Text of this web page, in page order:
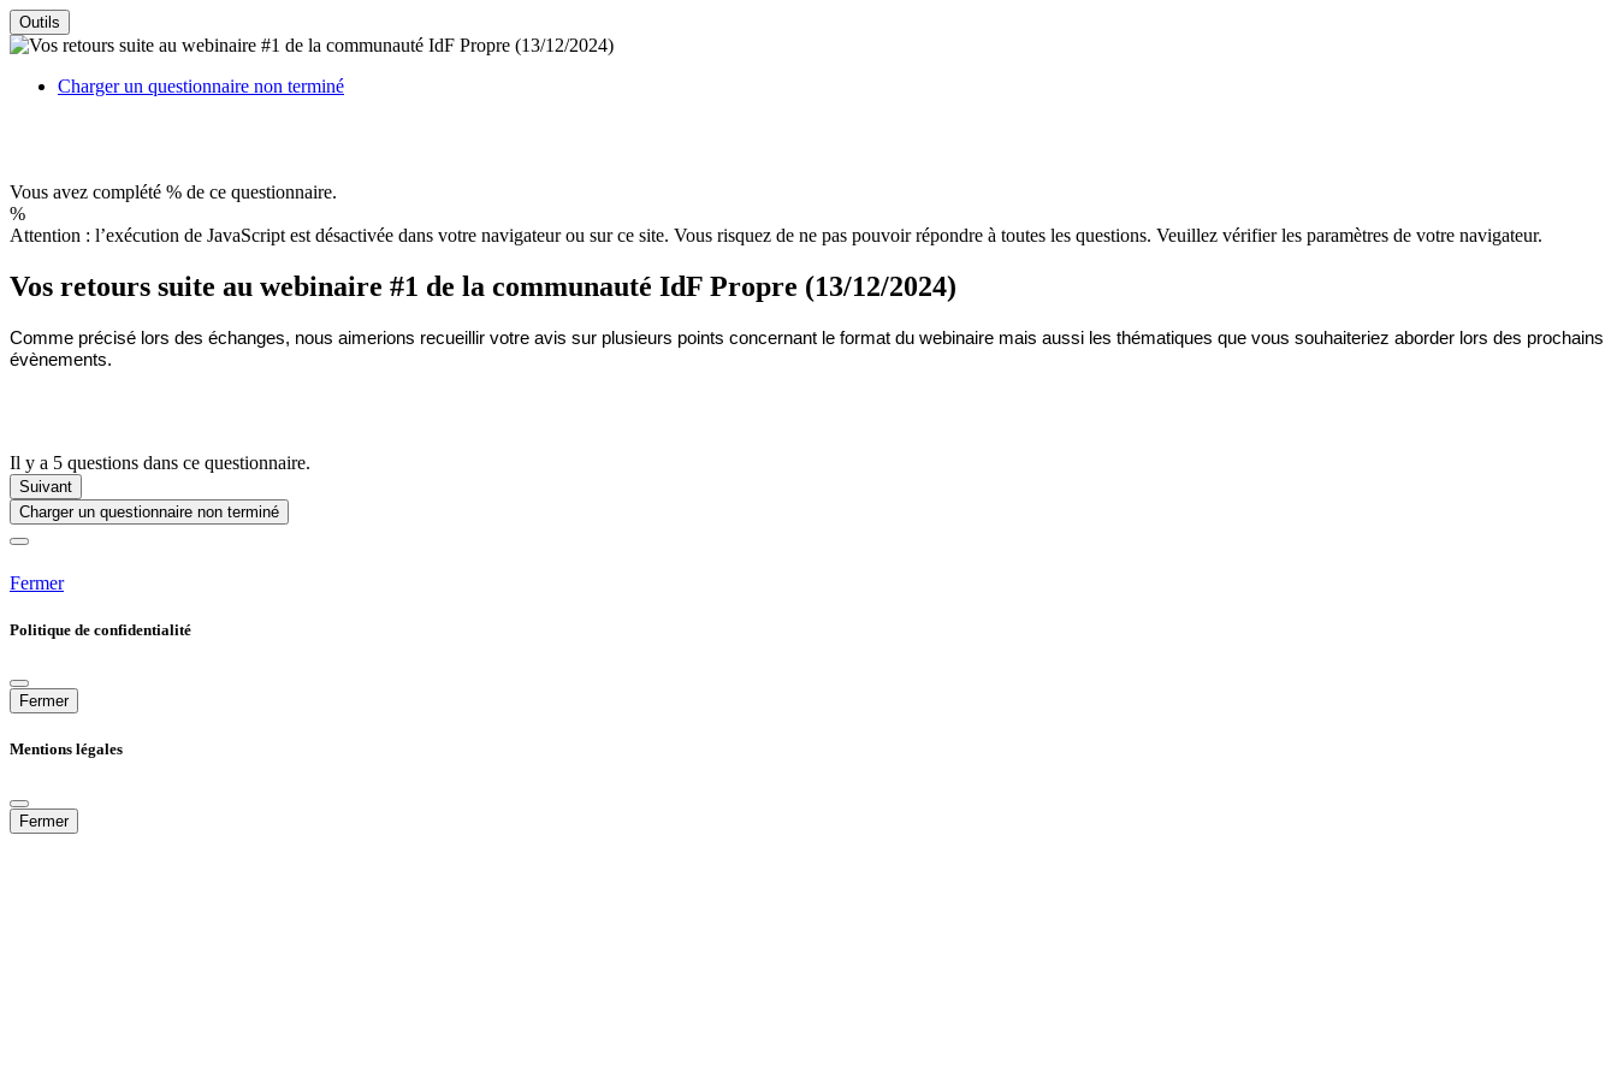
Outils
Charger un questionnaire non terminé
Vous avez complété % de ce questionnaire.
%
Attention : l’exécution de JavaScript est désactivée dans votre navigateur ou sur ce site. Vous risquez de ne pas pouvoir répondre à toutes les questions. Veuillez vérifier les paramètres de votre navigateur.
Vos retours suite au webinaire #1 de la communauté IdF Propre (13/12/2024)
Comme précisé lors des échanges, nous aimerions recueillir votre avis sur plusieurs points concernant le format du webinaire mais aussi les thématiques que vous souhaiteriez aborder lors des prochains
évènements.
Il y a 5 questions dans ce questionnaire.
Suivant
Charger un questionnaire non terminé
Fermer
Politique de confidentialité
Fermer
Mentions légales
Fermer